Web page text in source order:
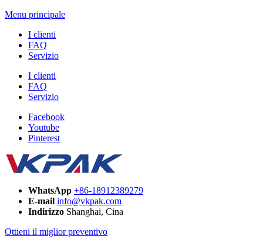
Menu principale
I clienti
FAQ
Servizio
I clienti
FAQ
Servizio
Facebook
Youtube
Pinterest
WhatsApp +86-18912389279
E-mail info@vkpak.com
Indirizzo Shanghai, Cina
Ottieni il miglior preventivo